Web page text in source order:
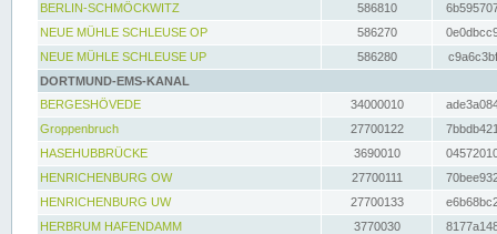
BERLIN-SCHMÖCKWITZ
586810
NEUE MÜHLE SCHLEUSE OP
586270
NEUE MÜHLE SCHLEUSE UP
586280
DORTMUND-EMS-KANAL
BERGESHÖVEDE
34000010
Groppenbruch
27700122
HASEHUBBRÜCKE
3690010
HENRICHENBURG OW
27700111
HENRICHENBURG UW
27700133
HERBRUM HAFENDAMM
3770030